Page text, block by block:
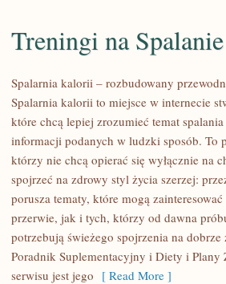
TRENINGI
SPALANIE
KALORII
Treningi na
Spalarnia kalorii – rozbudowany
Spalarnia kalorii to miejsce w internecie
które chcą lepiej zrozumieć temat
informacji podanych w ludzki sposób. To
którzy nie chcą opierać się wyłącznie na
spojrzeć na zdrowy styl życia szerzej:
porusza tematy, które mogą
przerwie, jak i tych, którzy od dawna
potrzebują świeżego spojrzenia na dobrze
Poradnik Suplementacyjny i Diety i Plany
serwisu jest jego [ Read More ]